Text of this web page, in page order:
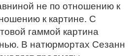
не по отношению к
к картине. С
гаммой картина
В натюрмортах Сезанн